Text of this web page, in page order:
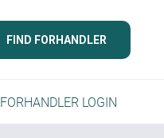
FIND FORHANDLER
FORHANDLER LOGIN
Søg